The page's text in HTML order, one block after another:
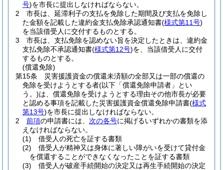
号)を市長に提出しなければならない。
2
市長は、延滞利子の支払を免除した期間及び支払を免除し
た金額を記載した違約金支払免除承認通知書(様式第11号)
を当該借受人に交付するものとする。
3
市長は、支払免除を認めない旨を決定したときは、違約金
支払免除不承認通知書(様式第12号)を、当該借受人に交付
するものとする。
(償還免除)
第15条
災害援護資金の償還未済額の全部又は一部の償還の
免除を受けようとする者(以下「償還免除申請者」とい
う。)は、償還免除を受けようとする理由その他市長が必要
と認める事項を記載した災害援護資金償還免除申請書(様式
第13号)を市長に提出しなければならない。
2
前項の申請書には、 次の各号に掲げるいずれかの書類を添
えなければならない。
(1)
借受人の死亡を証する書類
(2)
借受人が精神又は身体に著しい障がいを受けて貸付金
を償還することができなくなったことを証する書類
(3)
借受人が破産手続開始の決定又は再生手続開始の決定